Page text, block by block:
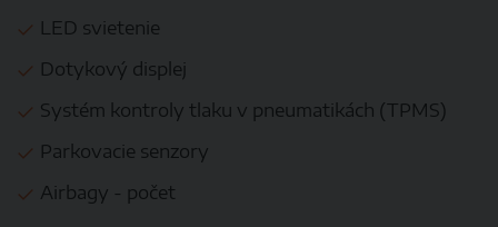
LED svietenie
Dotykový displej
Systém kontroly tlaku v pneumatikách (TPMS)
Parkovacie senzory
Airbagy - počet